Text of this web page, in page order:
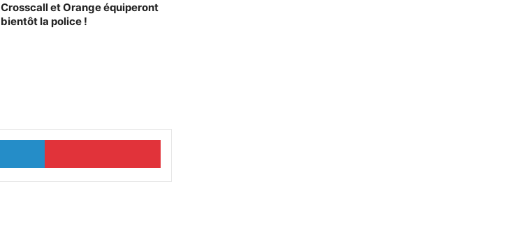
Crosscall et Orange équiperont
bientôt la police !
Linkedin Pinterest